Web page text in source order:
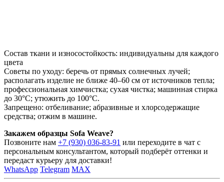
Состав ткани и износостойкость: индивидуальны для каждого
цвета
Советы по уходу: беречь от прямых солнечных лучей;
располагать изделие не ближе 40–60 см от источников тепла;
профессиональная химчистка; сухая чистка; машинная стирка
до 30°C; утюжить до 100°C.
Запрещено: отбеливание; абразивные и хлорсодержащие
средства; отжим в машине.
Закажем образцы Sofa Weave?
Позвоните нам +7 (930) 036-83-91 или переходите в чат с
персональным консультантом, который подберёт оттенки и
передаст курьеру для доставки!
WhatsApp Telegram MAX